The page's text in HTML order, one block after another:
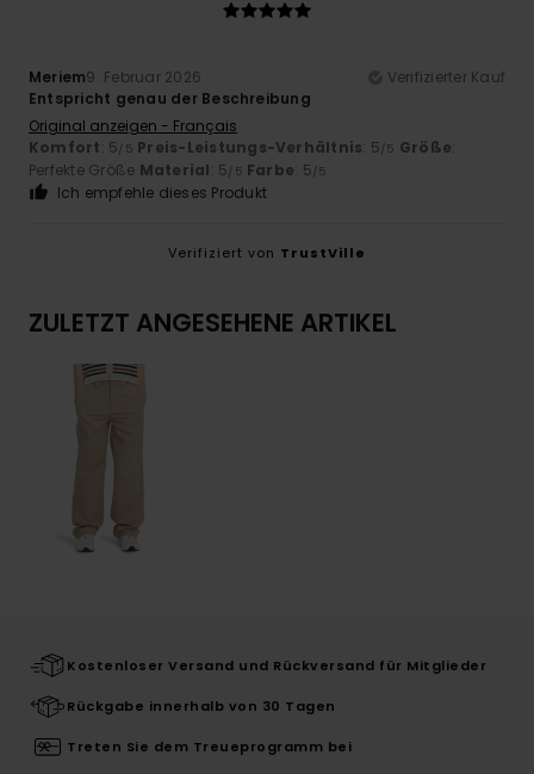
Meriem9. Februar 2026
Verifizierter Kauf
Entspricht genau der Beschreibung
Original anzeigen - Français
Komfort: 5/5 Preis-Leistungs-Verhältnis: 5/5 Größe:
Perfekte Größe Material: 5/5 Farbe: 5/5
Ich empfehle dieses Produkt
Verifiziert von TrustVille
ZULETZT ANGESEHENE ARTIKEL
Kostenloser Versand und Rückversand für Mitglieder
Rückgabe innerhalb von 30 Tagen
Treten Sie dem Treueprogramm bei